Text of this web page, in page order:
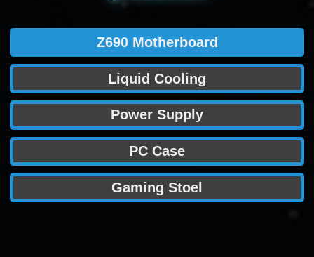
Z690 Motherboard
Liquid Cooling
Power Supply
PC Case
Gaming Stoel